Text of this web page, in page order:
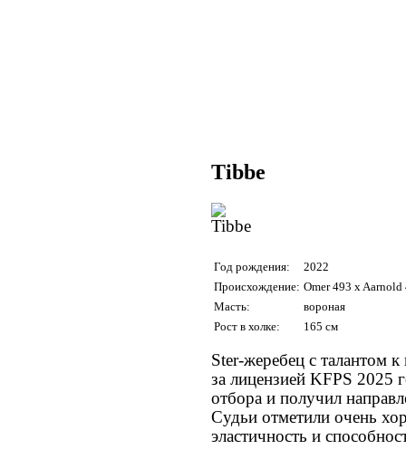
Tibbe
Год рождения:
2022
Происхождение: Omer 493 x
Масть:
вороная
Рост в холке:
165 см
Ster-жеребец с талантом
за лицензией KFPS 2025
отбора и получил
Судьи отметили очень
эластичность и